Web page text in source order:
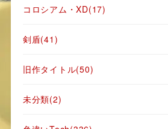
コロシアム・XD(17)
剣盾(41)
旧作タイトル(50)
未分類(2)